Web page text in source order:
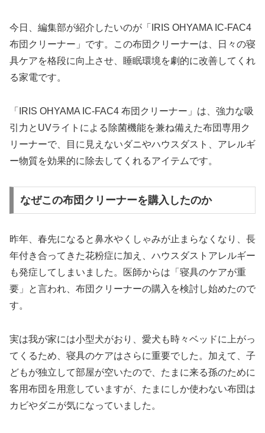
今日、編集部が紹介したいのが「IRIS OHYAMA IC-FAC4
布団クリーナー」です。この布団クリーナーは、日々の寝
具ケアを格段に向上させ、睡眠環境を劇的に改善してくれ
る家電です。
「IRIS OHYAMA IC-FAC4 布団クリーナー」は、強力な吸
引力とUVライトによる除菌機能を兼ね備えた布団専用ク
リーナーで、目に見えないダニやハウスダスト、アレルギ
ー物質を効果的に除去してくれるアイテムです。
なぜこの布団クリーナーを購入したのか
昨年、春先になると鼻水やくしゃみが止まらなくなり、長
年付き合ってきた花粉症に加え、ハウスダストアレルギー
も発症してしまいました。医師からは「寝具のケアが重
要」と言われ、布団クリーナーの購入を検討し始めたので
す。
実は我が家には小型犬がおり、愛犬も時々ベッドに上がっ
てくるため、寝具のケアはさらに重要でした。加えて、子
どもが独立して部屋が空いたので、たまに来る孫のために
客用布団を用意していますが、たまにしか使わない布団は
カビやダニが気になっていました。